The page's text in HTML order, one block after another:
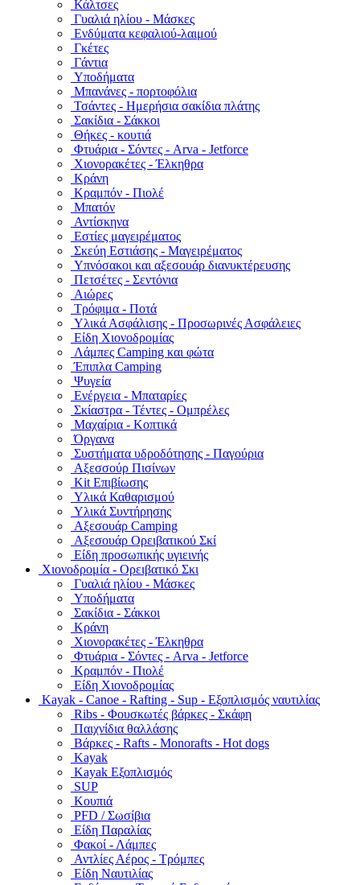
Κάλτσες
Γυαλιά ηλίου - Μάσκες
Ενδύματα κεφαλιού-λαιμού
Γκέτες
Γάντια
Υποδήματα
Μπανάνες - πορτοφόλια
Τσάντες - Ημερήσια σακίδια πλάτης
Σακίδια - Σάκκοι
Θήκες - κουτιά
Φτυάρια - Σόντες - Arva - Jetforce
Χιονορακέτες - Έλκηθρα
Κράνη
Κραμπόν - Πιολέ
Μπατόν
Αντίσκηνα
Εστίες μαγειρέματος
Σκεύη Εστιάσης - Μαγειρέματος
Υπνόσακοι και αξεσουάρ διανυκτέρευσης
Πετσέτες - Σεντόνια
Αιώρες
Τρόφιμα - Ποτά
Υλικά Ασφάλισης - Προσωρινές Ασφάλειες
Είδη Χιονοδρομίας
Λάμπες Camping και φώτα
Έπιπλα Camping
Ψυγεία
Ενέργεια - Μπαταρίες
Σκίαστρα - Τέντες - Ομπρέλες
Μαχαίρια - Κοπτικά
Όργανα
Συστήματα υδροδότησης - Παγούρια
Αξεσσούρ Πισίνων
Kit Επιβίωσης
Υλικά Καθαρισμού
Υλικά Συντήρησης
Αξεσουάρ Camping
Αξεσουάρ Ορειβατικού Σκί
Είδη προσωπικής υγιεινής
Χιονοδρομία - Ορειβατικό Σκι
Γυαλιά ηλίου - Μάσκες
Υποδήματα
Σακίδια - Σάκκοι
Κράνη
Χιονορακέτες - Έλκηθρα
Φτυάρια - Σόντες - Arva - Jetforce
Κραμπόν - Πιολέ
Είδη Χιονοδρομίας
Kayak - Canoe - Rafting - Sup - Εξοπλισμός ναυτιλίας
Ribs - Φουσκωτές βάρκες - Σκάφη
Παιχνίδια θαλλάσης
Βάρκες - Rafts - Monorafts - Hot dogs
Kayak
Kayak Εξοπλισμός
SUP
Κουπιά
PFD / Σωσίβια
Είδη Παραλίας
Φακοί - Λάμπες
Αντλίες Αέρος - Τρόμπες
Είδη Ναυτιλίας